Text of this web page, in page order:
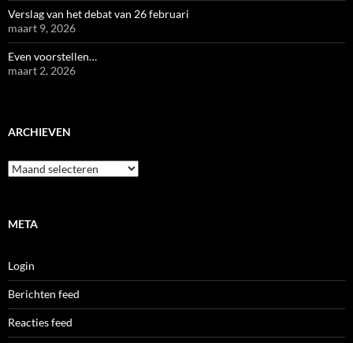
Verslag van het debat van 26 februari
maart 9, 2026
Even voorstellen…
maart 2, 2026
ARCHIEVEN
Archieven
META
Login
Berichten feed
Reacties feed